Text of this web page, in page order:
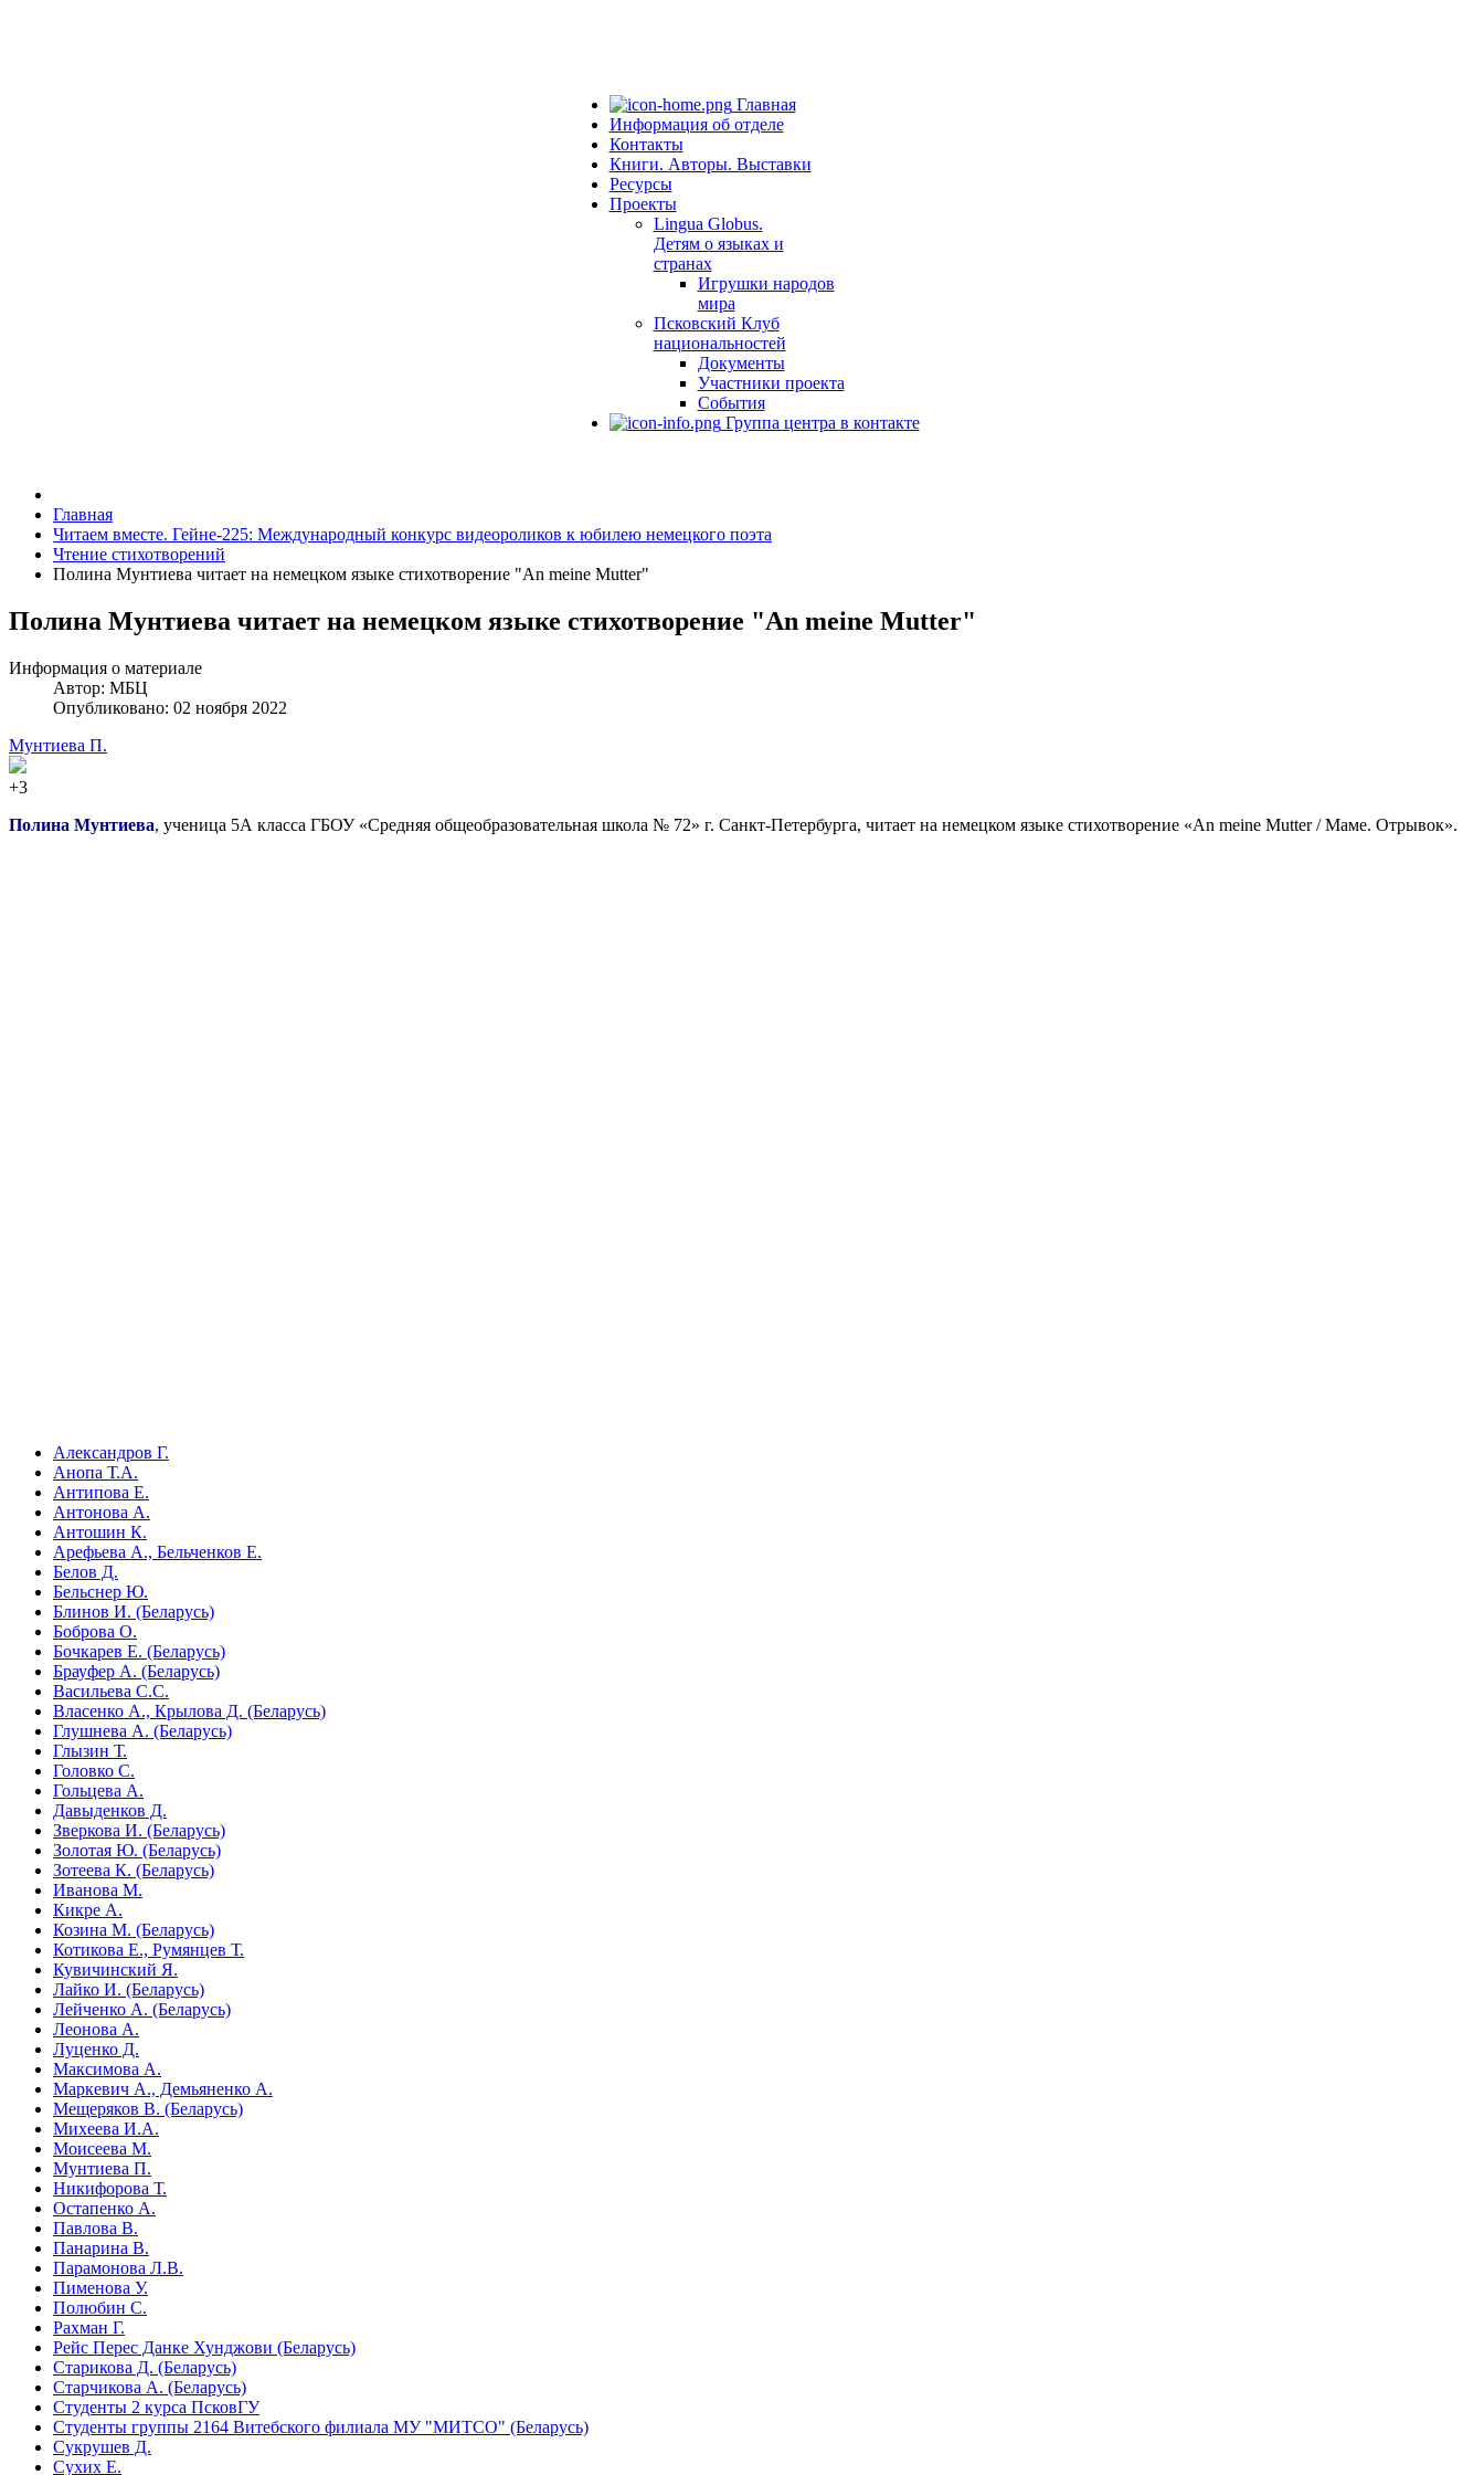
Главная
Информация об отделе
Контакты
Книги. Авторы. Выставки
Ресурсы
Проекты
Lingua Globus.
Детям о языках и
странах
Игрушки народов
мира
Псковский Клуб
национальностей
Документы
Участники проекта
События
Группа центра в контакте
Главная
Читаем вместе. Гейне-225: Международный конкурс видеороликов к юбилею немецкого поэта
Чтение стихотворений
Полина Мунтиева читает на немецком языке стихотворение "An meine Mutter"
Полина Мунтиева читает на немецком языке стихотворение "An meine Mutter"
Информация о материале
Автор: МБЦ
Опубликовано: 02 ноября 2022
Мунтиева П.
+3
Полина Мунтиева, ученица 5А класса ГБОУ «Средняя общеобразовательная школа № 72» г. Санкт-Петербурга, читает на немецком языке стихотворение «An meine Mutter / Маме. Отрывок».
Александров Г.
Анопа Т.А.
Антипова Е.
Антонова А.
Антошин К.
Арефьева А., Бельченков Е.
Белов Д.
Бельснер Ю.
Блинов И. (Беларусь)
Боброва О.
Бочкарев Е. (Беларусь)
Брауфер А. (Беларусь)
Васильева С.С.
Власенко А., Крылова Д. (Беларусь)
Глушнева А. (Беларусь)
Глызин Т.
Головко С.
Гольцева А.
Давыденков Д.
Зверкова И. (Беларусь)
Золотая Ю. (Беларусь)
Зотеева К. (Беларусь)
Иванова М.
Кикре А.
Козина М. (Беларусь)
Котикова Е., Румянцев Т.
Кувичинский Я.
Лайко И. (Беларусь)
Лейченко А. (Беларусь)
Леонова А.
Луценко Д.
Максимова А.
Маркевич А., Демьяненко А.
Мещеряков В. (Беларусь)
Михеева И.А.
Моисеева М.
Мунтиева П.
Никифорова Т.
Остапенко А.
Павлова В.
Панарина В.
Парамонова Л.В.
Пименова У.
Полюбин С.
Рахман Г.
Рейс Перес Данке Хунджови (Беларусь)
Старикова Д. (Беларусь)
Старчикова А. (Беларусь)
Студенты 2 курса ПсковГУ
Студенты группы 2164 Витебского филиала МУ "МИТСО" (Беларусь)
Сукрушев Д.
Сухих Е.